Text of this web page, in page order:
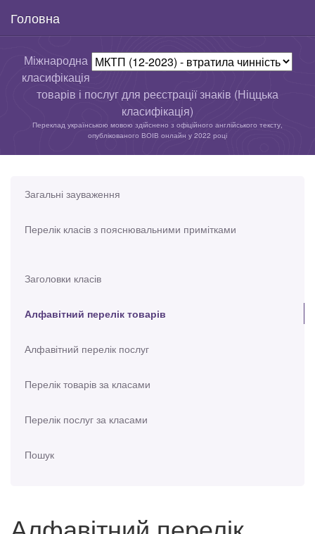
Головна
Міжнародна
класифікація
товарів і послуг для реєстрації знаків (Ніццька
класифікація)
Переклад українською мовою здійснено з офіційного англійського тексту,
опублікованого ВОІВ онлайн у 2022 році
Загальні зауваження
Перелік класів з пояснювальними примітками
Заголовки класів
Алфавітний перелік товарів
Алфавітний перелік послуг
Перелік товарів за класами
Перелік послуг за класами
Пошук